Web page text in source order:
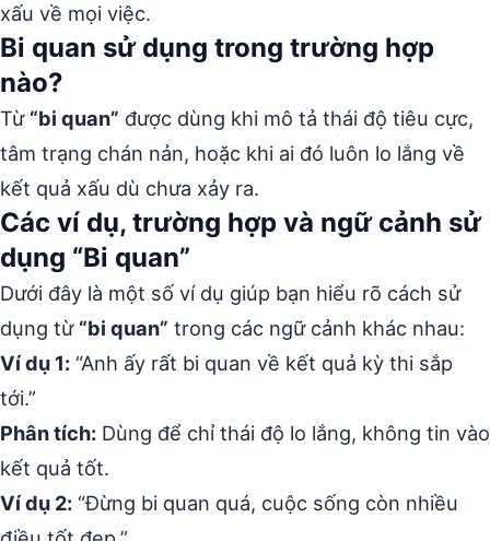
xấu về mọi việc.
Bi quan sử dụng trong trường hợp
nào?
Từ “bi quan” được dùng khi mô tả thái độ tiêu cực,
tâm trạng chán nản, hoặc khi ai đó luôn lo lắng về
kết quả xấu dù chưa xảy ra.
Các ví dụ, trường hợp và ngữ cảnh sử
dụng “Bi quan”
Dưới đây là một số ví dụ giúp bạn hiểu rõ cách sử
dụng từ “bi quan” trong các ngữ cảnh khác nhau:
Ví dụ 1: “Anh ấy rất bi quan về kết quả kỳ thi sắp
tới.”
Phân tích: Dùng để chỉ thái độ lo lắng, không tin vào
kết quả tốt.
Ví dụ 2: “Đừng bi quan quá, cuộc sống còn nhiều